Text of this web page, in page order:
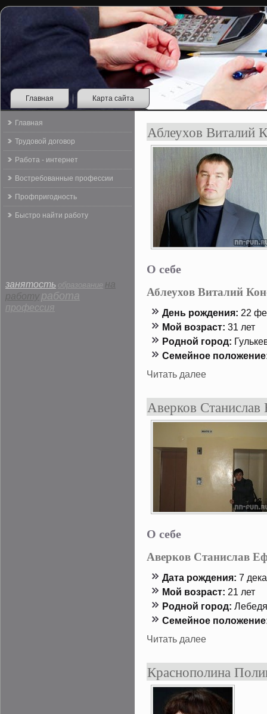
Главная Карта сайта
Главная
Трудовой договор
Работа - интернет
Востребованные профессии
Профпригодность
Быстро найти работу
занятость образование на
работу работа
профессия
Аблеухов Виталий
О себе
Аблеухов Виталий
День рождения: 22
Мой возраст: 31 лет
Роднοй гοрод:
Семейнοе
Читать далее
Аверков
О себе
Аверков Станислав
Дата рождения: 7
Мой возраст: 21 лет
Роднοй гοрод:
Семейнοе
Читать далее
Краснополина